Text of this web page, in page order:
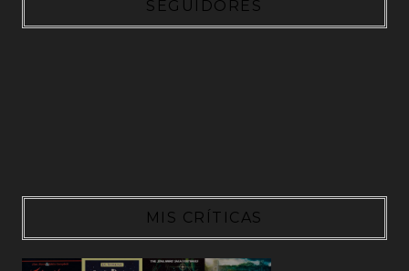
SEGUIDORES
MIS CRÍTICAS